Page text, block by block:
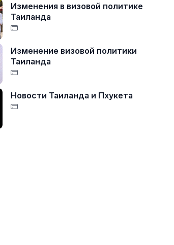
Изменения в визовой политике
Таиланда
Изменение визовой политики
Таиланда
Новости Таиланда и Пхукета